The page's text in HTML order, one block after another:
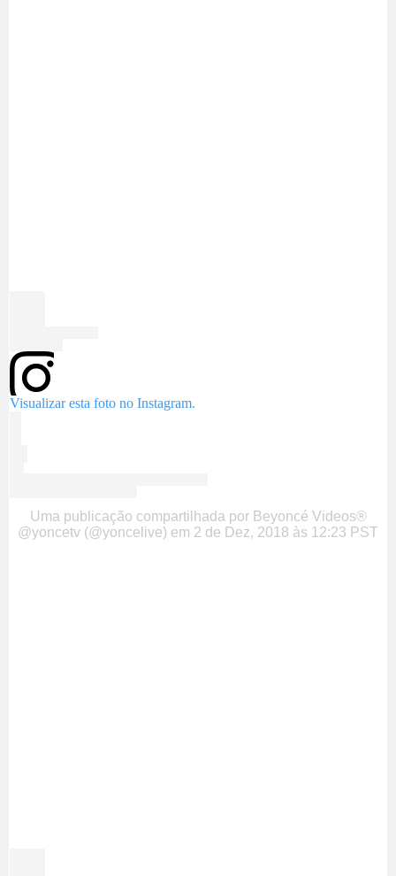
Visualizar esta foto no Instagram.
Uma publicação compartilhada por Beyoncé Videos®
@yoncetv (@yoncelive) em 2 de Dez, 2018 às 12:23 PST